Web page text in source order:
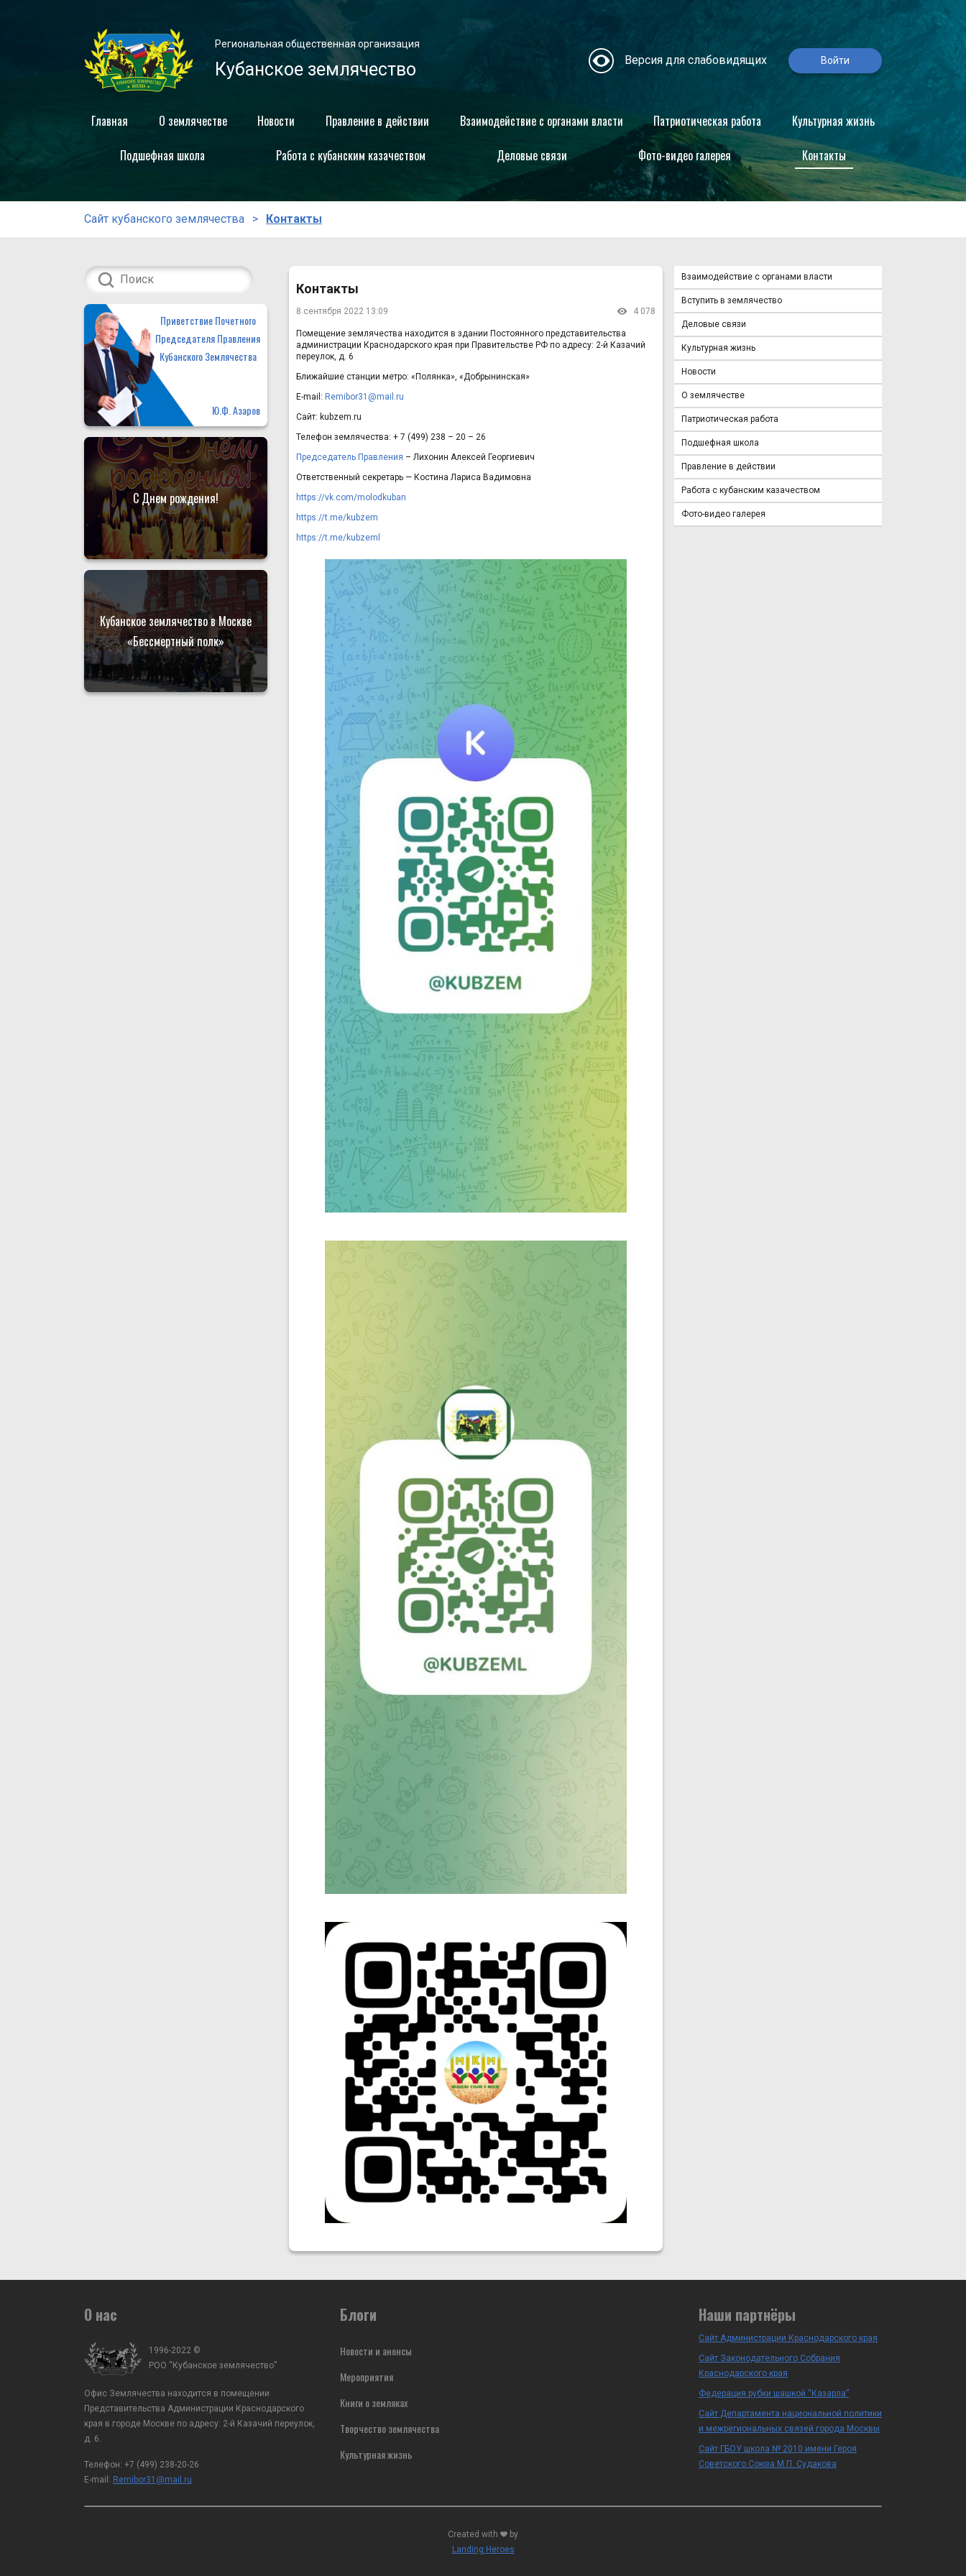
Региональная общественная организация
Кубанское землячество Версия для слабовидящих Войти
Главная О землячестве Новости Правление в действии Взаимодействие с органами власти Патриотическая работа
Культурная жизнь
Подшефная школа
Работа с кубанским казачеством Деловые связи Фото-видео галерея Контакты
Сайт кубанского землячества Контакты
Приветствие Почетного
Председателя Правления
Кубанского Землячества
Ю.Ф. Азаров
С Днем рождения!
Кубанское землячество в Москве
«Бессмертный полк»
Контакты
8 сентября 2022 13:09 4 078
Помещение землячества находится в здании Постоянного представительства
администрации Краснодарского края при Правительстве РФ по адресу: 2-й Казачий
переулок, д. 6
Ближайшие станции метро: «Полянка», «Добрынинская»
E-mail: Remibor31@mail.ru
Сайт: kubzem.ru
Телефон землячества: + 7 (499) 238 – 20 – 26
Председатель Правления – Лихонин Алексей Георгиевич
Ответственный секретарь — Костина Лариса Вадимовна
https://vk.com/molodkuban
https://t.me/kubzem
https://t.me/kubzeml
Взаимодействие с органами власти
Вступить в землячество
Деловые связи
Культурная жизнь
Новости
О землячестве
Патриотическая работа
Подшефная школа
Правление в действии
Работа с кубанским казачеством
Фото-видео галерея
О нас
1996-2022 ©
РОО “Кубанское землячество”
Офис Землячества находится в помещении
Представительства Администрации Краснодарского
края в городе Москве по адресу: 2-й Казачий переулок,
д. 6.
Телефон: +7 (499) 238-20-26
E-mail: Remibor31@mail.ru
Блоги
Новости и анонсы
Мероприятия
Книги о земляках
Творчество землячества
Культурная жизнь
Наши партнёры
Сайт Администрации Краснодарского края
Сайт Законодательного Собрания
Краснодарского края
Федерация рубки шашкой “Казарла”
Сайт Департамента национальной политики
и межрегиональных связей города Москвы
Сайт ГБОУ школа № 2010 имени Героя
Советского Союза М.П. Судакова
Created with
by
Landing Heroes